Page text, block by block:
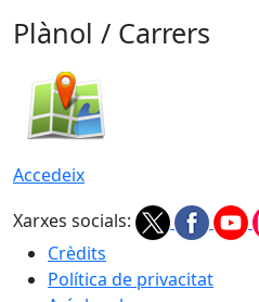
Plànol / Carrers
Accedeix
Xarxes socials:
Crèdits
Política de privacitat